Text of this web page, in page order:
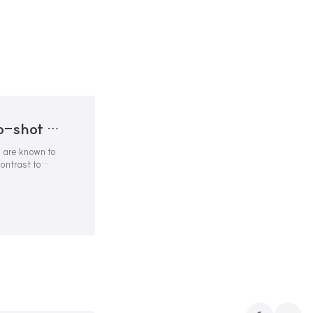
The CoT Collection: Improving Zero-shot and Few-shot Learning of Language Models via Chain-of-Thought Fine-Tuning
known to
to